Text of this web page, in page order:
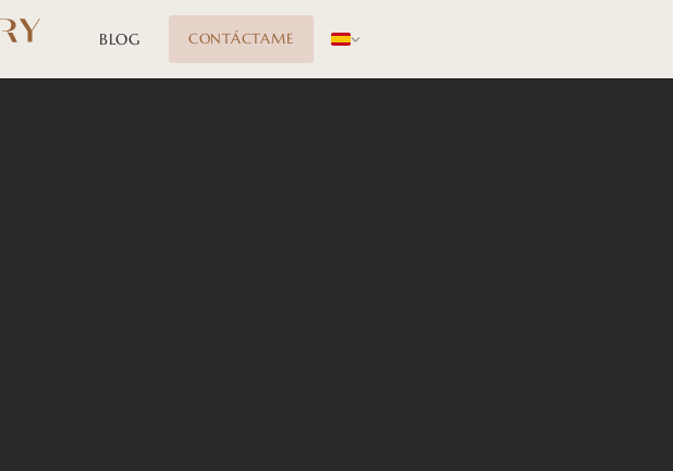
BLOG CONTÁCTAME